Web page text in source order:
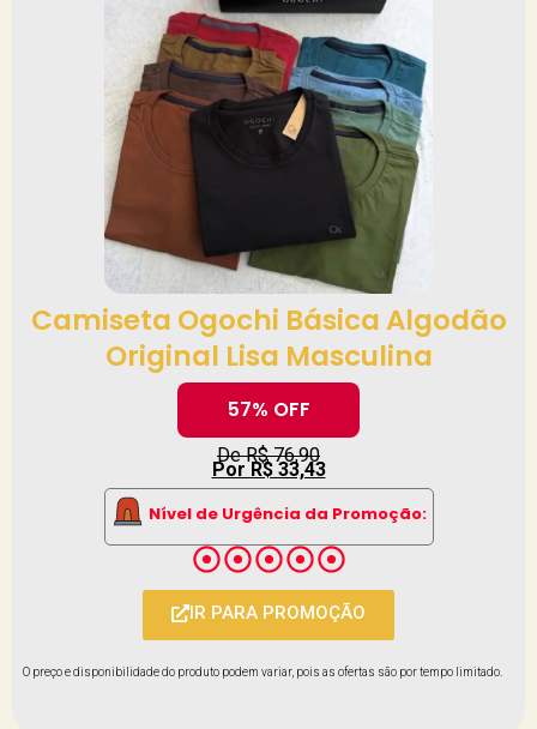
Camiseta Ogochi Básica Algodão
Original Lisa Masculina
57% OFF
De R$ 76,90
Por R$ 33,43
Nível de Urgência da Promoção:
IR PARA PROMOÇÃO
O preço e disponibilidade do produto podem variar, pois as ofertas são por tempo limitado.